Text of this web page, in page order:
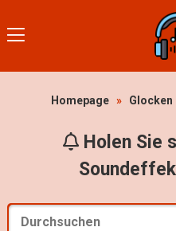
Homepage » Glocken
Holen Sie